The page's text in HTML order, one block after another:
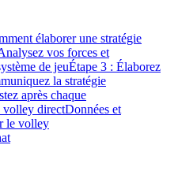
élaborer une stratégie
vos forces et
de jeuÉtape 3 : Élaborez
la stratégie
après chaque
volley directDonnées et
le volley